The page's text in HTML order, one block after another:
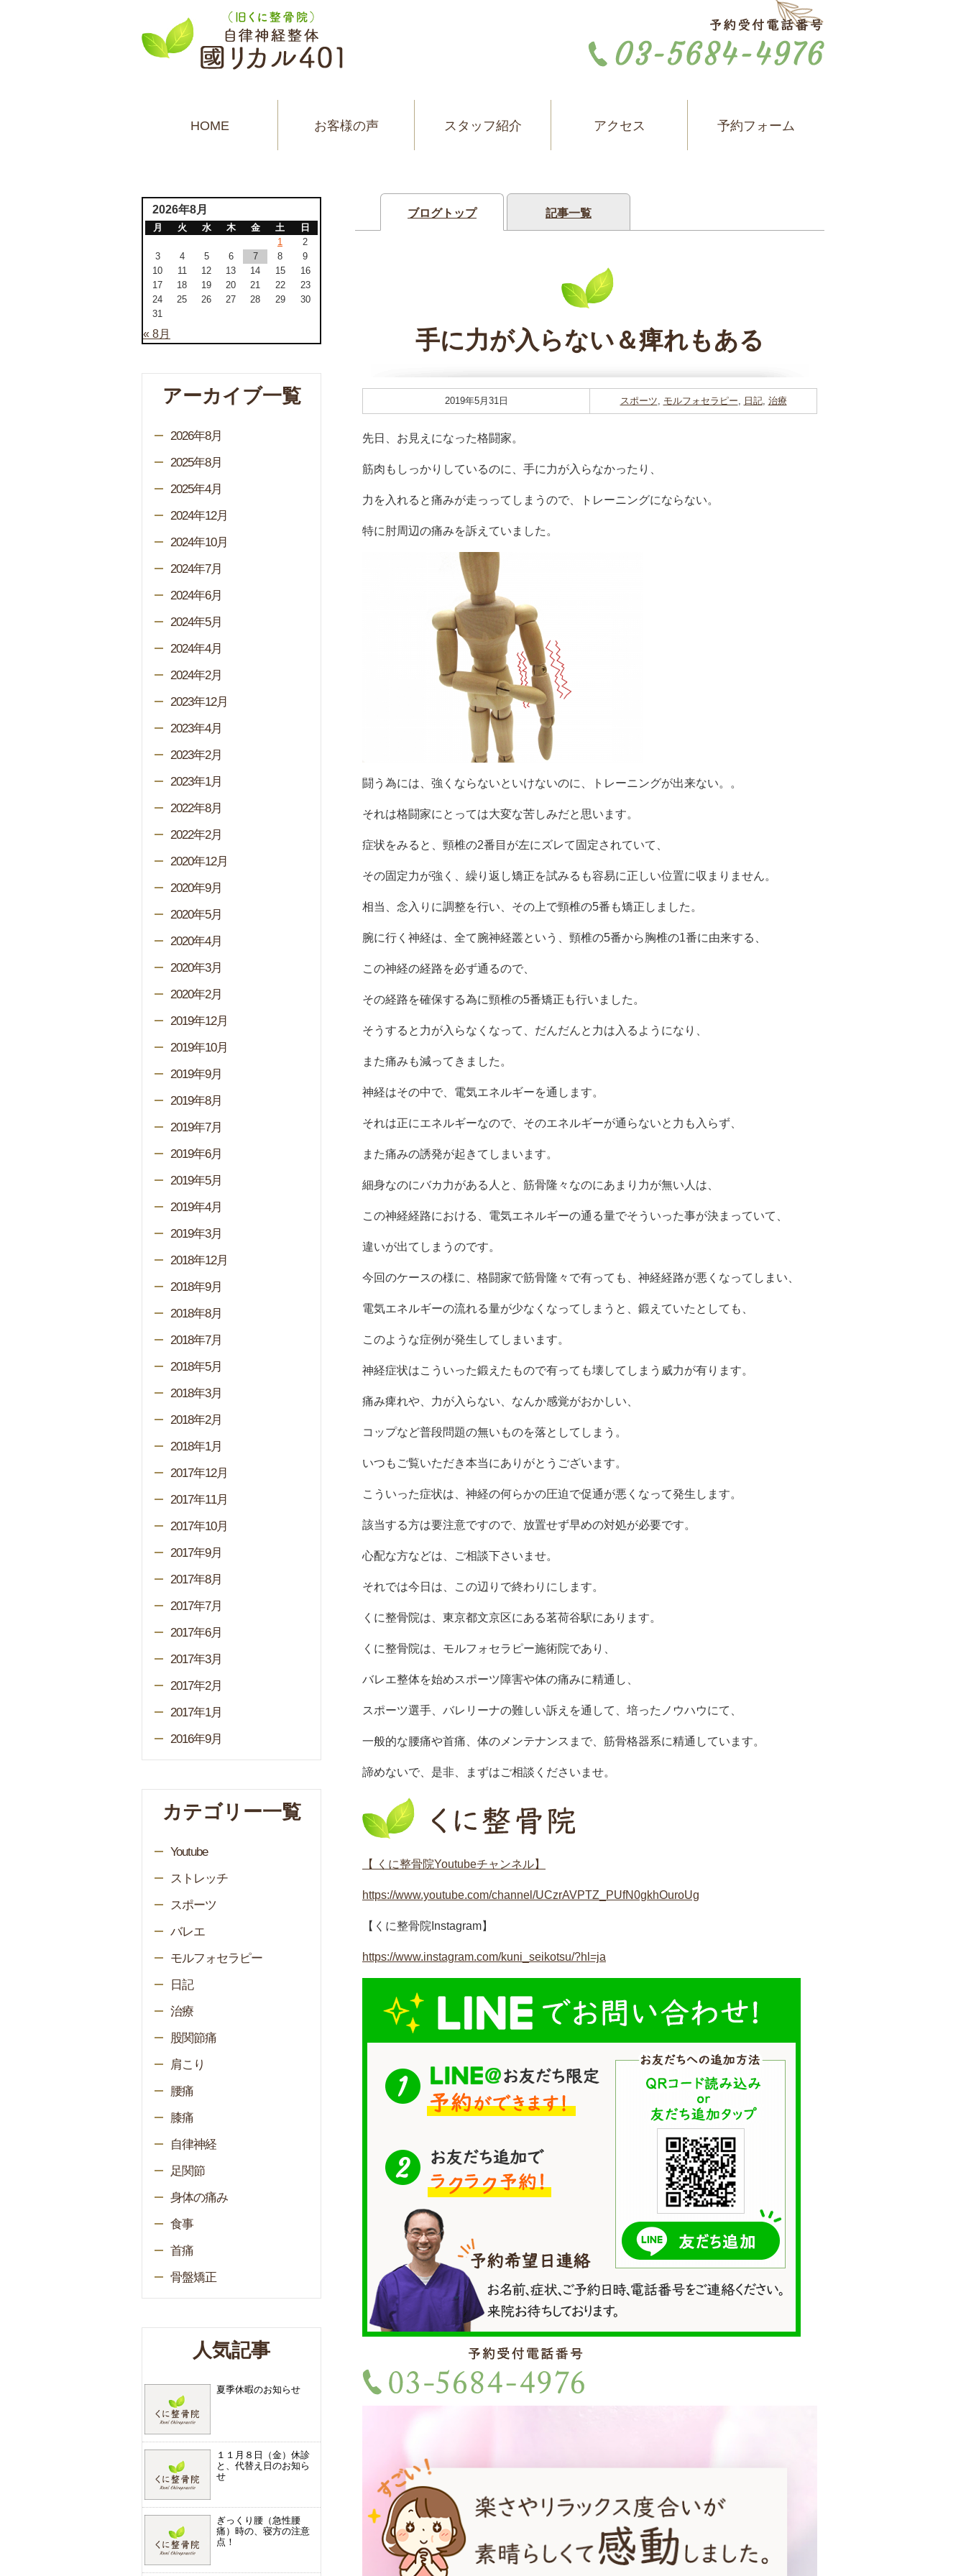
HOME お客様の声 スタッフ紹介 アクセス 予約フォーム
ブログトップ 記事一覧
手に力が入らない＆痺れもある
2019年5月31日 スポーツ, モルフォセラピー, 日記, 治療
先日、お見えになった格闘家。
筋肉もしっかりしているのに、手に力が入らなかったり、
力を入れると痛みが走っってしまうので、トレーニングにならない。
特に肘周辺の痛みを訴えていました。
闘う為には、強くならないといけないのに、トレーニングが出来ない。。
それは格闘家にとっては大変な苦しみだと思います。
症状をみると、頸椎の2番目が左にズレて固定されていて、
その固定力が強く、繰り返し矯正を試みるも容易に正しい位置に収まりません。
相当、念入りに調整を行い、その上で頸椎の5番も矯正しました。
腕に行く神経は、全て腕神経叢という、頸椎の5番から胸椎の1番に由来する、
この神経の経路を必ず通るので、
その経路を確保する為に頸椎の5番矯正も行いました。
そうすると力が入らなくなって、だんだんと力は入るようになり、
また痛みも減ってきました。
神経はその中で、電気エネルギーを通します。
それは正にエネルギーなので、そのエネルギーが通らないと力も入らず、
また痛みの誘発が起きてしまいます。
細身なのにバカ力がある人と、筋骨隆々なのにあまり力が無い人は、
この神経経路における、電気エネルギーの通る量でそういった事が決まっていて、
違いが出てしまうのです。
今回のケースの様に、格闘家で筋骨隆々で有っても、神経経路が悪くなってしまい、
電気エネルギーの流れる量が少なくなってしまうと、鍛えていたとしても、
このような症例が発生してしまいます。
神経症状はこういった鍛えたもので有っても壊してしまう威力が有ります。
痛み痺れや、力が入らない、なんか感覚がおかしい、
コップなど普段問題の無いものを落としてしまう。
いつもご覧いただき本当にありがとうございます。
こういった症状は、神経の何らかの圧迫で促通が悪くなって発生します。
該当する方は要注意ですので、放置せず早めの対処が必要です。
心配な方などは、ご相談下さいませ。
それでは今日は、この辺りで終わりにします。
くに整骨院は、東京都文京区にある茗荷谷駅にあります。
くに整骨院は、モルフォセラピー施術院であり、
バレエ整体を始めスポーツ障害や体の痛みに精通し、
スポーツ選手、バレリーナの難しい訴えを通して、培ったノウハウにて、
一般的な腰痛や首痛、体のメンテナンスまで、筋骨格器系に精通しています。
諦めないで、是非、まずはご相談くださいませ。
【 くに整骨院Youtubeチャンネル】
https://www.youtube.com/channel/UCzrAVPTZ_PUfN0gkhOuroUg
【くに整骨院Instagram】
https://www.instagram.com/kuni_seikotsu/?hl=ja
2026年8月
月 火 水 木 金 土
日
1
2
3
4 5 6 7 8
9
10
11 12 13 14 15
16
17
18 19 20 21 22
23
24
25 26 27 28 29
30
31
« 8月
アーカイブ一覧
2026年8月
2025年8月
2025年4月
2024年12月
2024年10月
2024年7月
2024年6月
2024年5月
2024年4月
2024年2月
2023年12月
2023年4月
2023年2月
2023年1月
2022年8月
2022年2月
2020年12月
2020年9月
2020年5月
2020年4月
2020年3月
2020年2月
2019年12月
2019年10月
2019年9月
2019年8月
2019年7月
2019年6月
2019年5月
2019年4月
2019年3月
2018年12月
2018年9月
2018年8月
2018年7月
2018年5月
2018年3月
2018年2月
2018年1月
2017年12月
2017年11月
2017年10月
2017年9月
2017年8月
2017年7月
2017年6月
2017年3月
2017年2月
2017年1月
2016年9月
カテゴリー一覧
Youtube
ストレッチ
スポーツ
バレエ
モルフォセラピー
日記
治療
股関節痛
肩こり
腰痛
膝痛
自律神経
足関節
身体の痛み
食事
首痛
骨盤矯正
人気記事
夏季休暇のお知らせ
１１月８日（金）休診
と、代替え日のお知ら
せ
ぎっくり腰（急性腰
痛）時の、寝方の注意
点！